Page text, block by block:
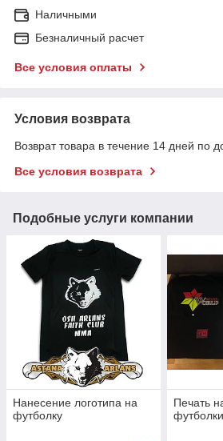
Наличными
Безналичный расчет
Все условия оплаты
Условия возврата
Возврат товара в течение 14 дней по
Все условия возврата
Подобные услуги компании
Нанесение логотипа на
футболку
Печать